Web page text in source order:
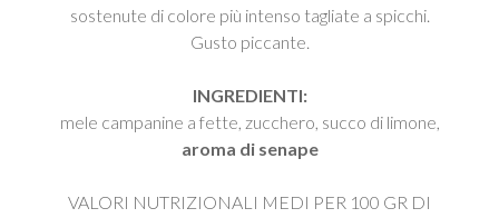
sostenute di colore più intenso tagliate a spicchi.
Gusto piccante.
INGREDIENTI:
mele campanine a fette, zucchero, succo di limone,
aroma di senape
VALORI NUTRIZIONALI MEDI PER 100 GR DI